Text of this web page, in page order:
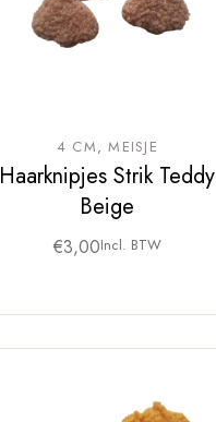
4 CM MEISJE
Haarknipjes Strik Teddy
Beige
€3,00Incl. BTW